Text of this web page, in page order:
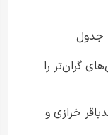
گران‌تر را
خرازی و